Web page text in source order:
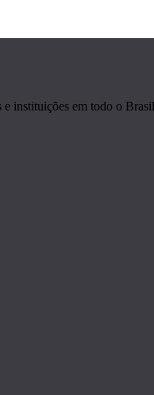
instituições em todo o